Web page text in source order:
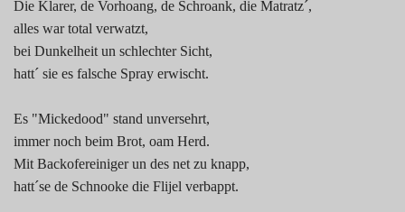
Die Klarer, de Vorhoang, de Schroank, die Matratz´,
alles war total verwatzt,
bei Dunkelheit un schlechter Sicht,
hatt´ sie es falsche Spray erwischt.
Es "Mickedood" stand unversehrt,
immer noch beim Brot, oam Herd.
Mit Backofereiniger un des net zu knapp,
hatt´se de Schnooke die Flijel verbappt.